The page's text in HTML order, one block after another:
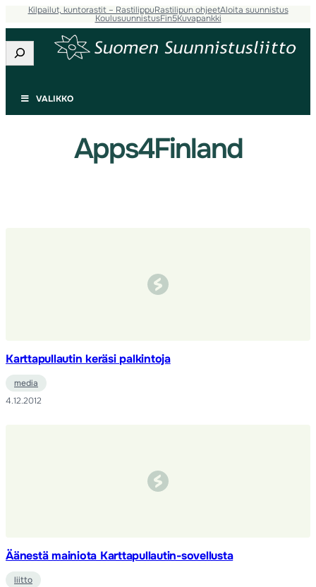
Siirry
sisältöön
Kilpailut, kuntorastit – RastilippuRastilipun ohjeetAloita suunnistus
KoulusuunnistusFin5Kuvapankki
Etsi
VALIKKO
Apps4Finland
Karttapullautin keräsi palkintoja
media
4.12.2012
Äänestä mainiota Karttapullautin-sovellusta
liitto